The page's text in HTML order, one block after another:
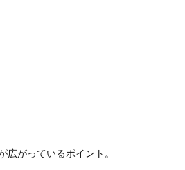
広がっているポイント。